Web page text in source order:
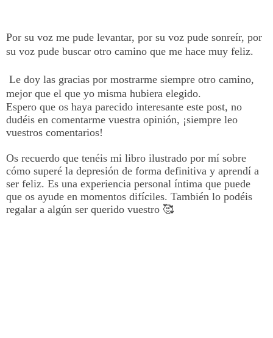
Por su voz me pude levantar, por su voz pude sonreír, por
su voz pude buscar otro camino que me hace muy feliz.
Le doy las gracias por mostrarme siempre otro camino,
mejor que el que yo misma hubiera elegido.
Espero que os haya parecido interesante este post, no
dudéis en comentarme vuestra opinión, ¡siempre leo
vuestros comentarios!
Os recuerdo que tenéis mi libro ilustrado por mí sobre
cómo superé la depresión de forma definitiva y aprendí a
ser feliz. Es una experiencia personal íntima que puede
que os ayude en momentos difíciles. También lo podéis
regalar a algún ser querido vuestro 🥰